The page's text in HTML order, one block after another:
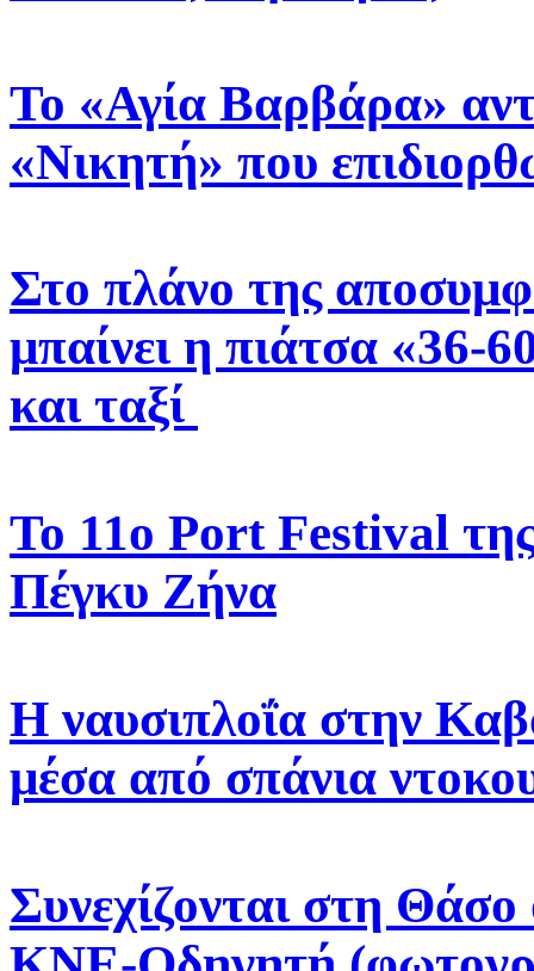
Το «Αγία Βαρβάρα»
«Νικητή» που
Στο πλάνο της
μπαίνει η πιάτσα «36-
και ταξί
Το 11ο Port Festival
Πέγκυ Ζήνα
Η ναυσιπλοΐα στην
μέσα από σπάνια
Συνεχίζονται στη